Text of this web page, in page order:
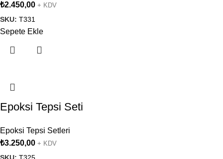
₺2.450,00 + KDV
SKU: T331
Sepete Ekle
Epoksi Tepsi Seti
Epoksi Tepsi Setleri
₺3.250,00 + KDV
SKU: T325